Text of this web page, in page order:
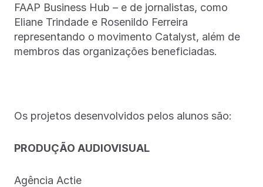
FAAP Business Hub – e de jornalistas, como
Eliane Trindade e Rosenildo Ferreira
representando o movimento Catalyst, além de
membros das organizações beneficiadas.
Os projetos desenvolvidos pelos alunos são:
PRODUÇÃO AUDIOVISUAL
Agência Actie